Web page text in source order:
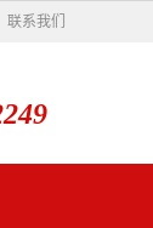
联系我们